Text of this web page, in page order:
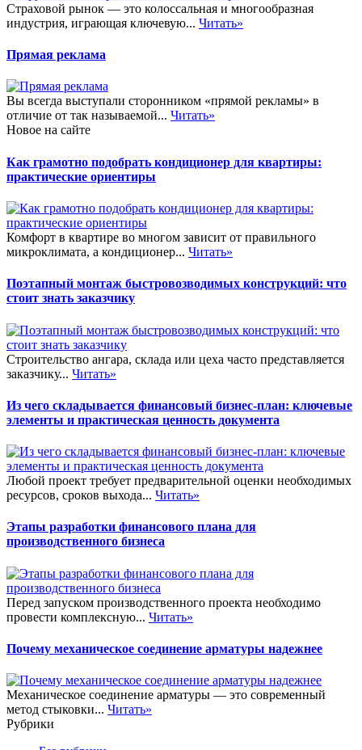
Страховой рынок — это колоссальная и многообразная
индустрия, играющая ключевую... Читать»
Прямая реклама
Вы всегда выступали сторонником «прямой рекламы» в
отличие от так называемой... Читать»
Новое на сайте
Как грамотно подобрать кондиционер для квартиры:
практические ориентиры
Комфорт в квартире во многом зависит от правильного
микроклимата, а кондиционер... Читать»
Поэтапный монтаж быстровозводимых конструкций: что
стоит знать заказчику
Строительство ангара, склада или цеха часто представляется
заказчику... Читать»
Из чего складывается финансовый бизнес-план: ключевые
элементы и практическая ценность документа
Любой проект требует предварительной оценки необходимых
ресурсов, сроков выхода... Читать»
Этапы разработки финансового плана для
производственного бизнеса
Перед запуском производственного проекта необходимо
провести комплексную... Читать»
Почему механическое соединение арматуры надежнее
Механическое соединение арматуры — это современный
метод стыковки... Читать»
Рубрики